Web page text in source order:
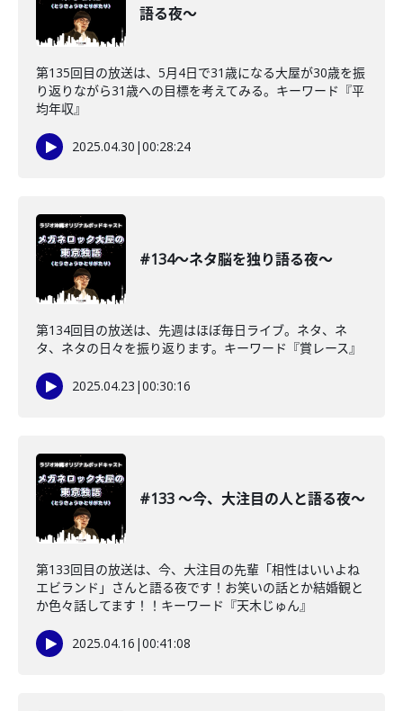
語る夜〜
第135回目の放送は、5月4日で31歳になる大屋が30歳を振
り返りながら31歳への目標を考えてみる。キーワード『平
均年収』
2025.04.30 |00:28:24
#134〜ネタ脳を独り語る夜〜
第134回目の放送は、先週はほぼ毎日ライブ。ネタ、ネ
タ、ネタの日々を振り返ります。キーワード『賞レース』
2025.04.23 |00:30:16
#133 〜今、大注目の人と語る夜〜
第133回目の放送は、今、大注目の先輩「相性はいいよね
エビランド」さんと語る夜です！お笑いの話とか結婚観と
か色々話してます！！キーワード『天木じゅん』
2025.04.16 |00:41:08